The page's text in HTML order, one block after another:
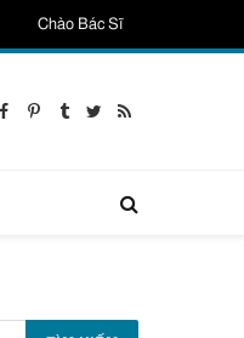
Chào Bác Sĩ
Facebook
Pinterest
TumblrTwitterRSS